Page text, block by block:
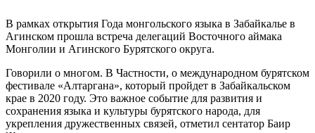
В рамках открытия Года монгольского языка в Забайкалье в
Агинском прошла встреча делегаций Восточного аймака
Монголии и Агинского Бурятского округа.
Говорили о многом. В Частности, о международном бурятском
фестивале «Алтаргана», который пройдет в Забайкальском
крае в 2020 году. Это важное событие для развития и
сохранения языка и культуры бурятского народа, для
укрепления дружественных связей, отметил сентатор Баир